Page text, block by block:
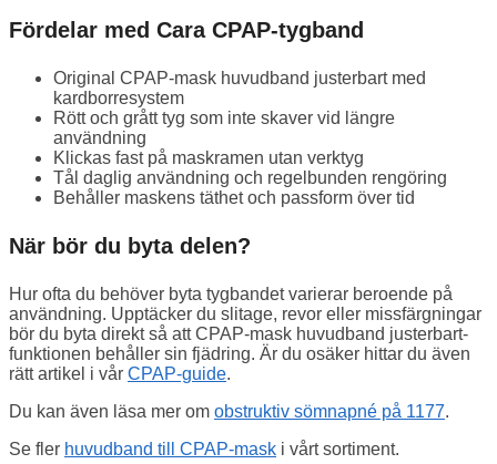
Fördelar med Cara CPAP-tygband
Original CPAP-mask huvudband justerbart med
kardborresystem
Rött och grått tyg som inte skaver vid längre
användning
Klickas fast på maskramen utan verktyg
Tål daglig användning och regelbunden rengöring
Behåller maskens täthet och passform över tid
När bör du byta delen?
Hur ofta du behöver byta tygbandet varierar beroende på
användning. Upptäcker du slitage, revor eller missfärgningar
bör du byta direkt så att CPAP-mask huvudband justerbart-
funktionen behåller sin fjädring. Är du osäker hittar du även
rätt artikel i vår CPAP-guide.
Du kan även läsa mer om obstruktiv sömnapné på 1177.
Se fler huvudband till CPAP-mask i vårt sortiment.